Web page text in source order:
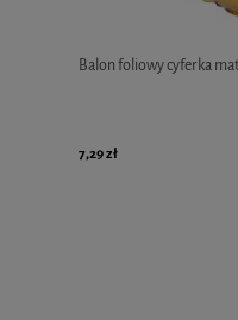
Balon foliowy cyferka
7,29 zł